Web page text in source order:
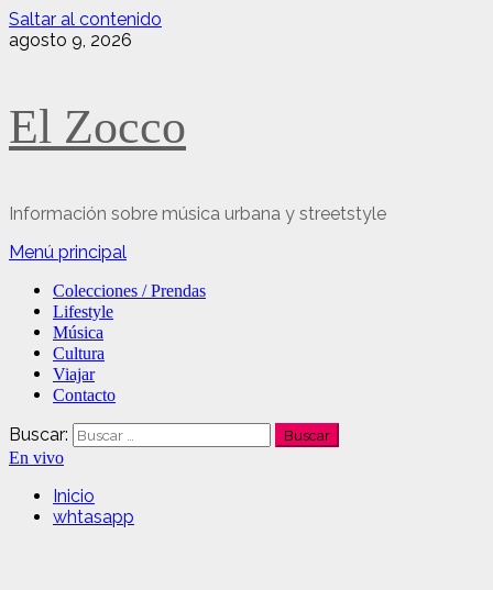
Saltar al contenido
agosto 9, 2026
El Zocco
Información sobre música urbana y streetstyle
Menú principal
Colecciones / Prendas
Lifestyle
Música
Cultura
Viajar
Contacto
Buscar:
En vivo
Inicio
whtasapp